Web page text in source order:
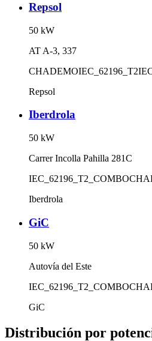
Repsol
50 kW
AT A-3, 337
CHADEMOIEC_62196_T2
Repsol
Iberdrola
50 kW
Carrer Incolla Pahilla 281C
IEC_62196_T2_COMBO
Iberdrola
GiC
50 kW
Autovía del Este
IEC_62196_T2_COMBO
GiC
Distribución por